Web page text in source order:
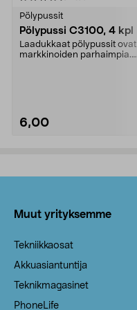
Pölypussit
Pölypussi C3100, 4 kpl
Laadukkaat pölypussit ovat
markkinoiden parhaimpia.
6,00
Muut yrityksemme
Tekniikkaosat
Akkuasiantuntija
Teknikmagasinet
PhoneLife